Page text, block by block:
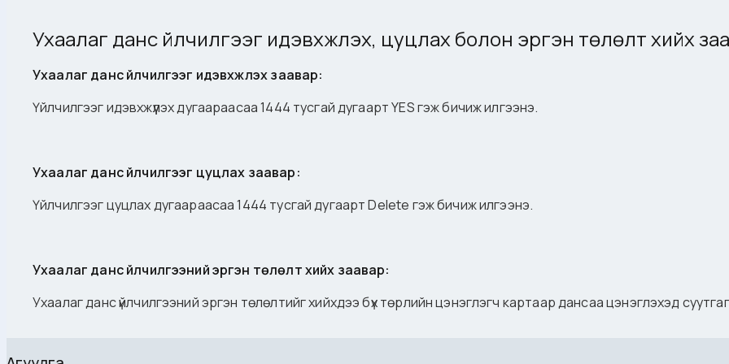
Ухаалаг данс үйлчилгээг идэвхжүүлэх, цуцлах болон эргэн төлөлт хийх
Ухаалаг данс үйлчилгээг идэвхжүүлэх заавар:
Үйлчилгээг идэвхжүүлэх дугаараасаа 1444 тусгай дугаарт YES гэж бичиж илгээнэ.
Ухаалаг данс үйлчилгээг цуцлах заавар:
Үйлчилгээг цуцлах дугаараасаа 1444 тусгай дугаарт Delete гэж бичиж илгээнэ.
Ухаалаг данс үйлчилгээний эргэн төлөлт хийх заавар:
Ухаалаг данс үйлчилгээний эргэн төлөлтийг хийхдээ бүх төрлийн цэнэглэгч картаар дансаа цэнэглэхэд